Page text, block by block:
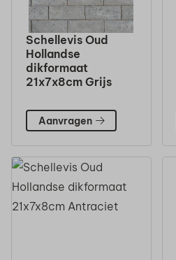
Schellevis Oud
Hollandse
dikformaat
21x7x8cm Grijs
Aanvragen